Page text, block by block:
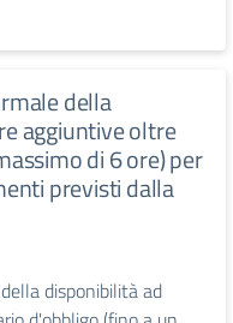
della
aggiuntive oltre
di 6 ore) per
previsti dalla
disponibilità ad